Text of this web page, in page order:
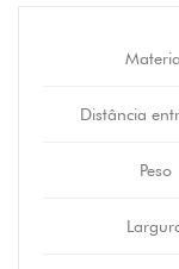
Distância
Peso